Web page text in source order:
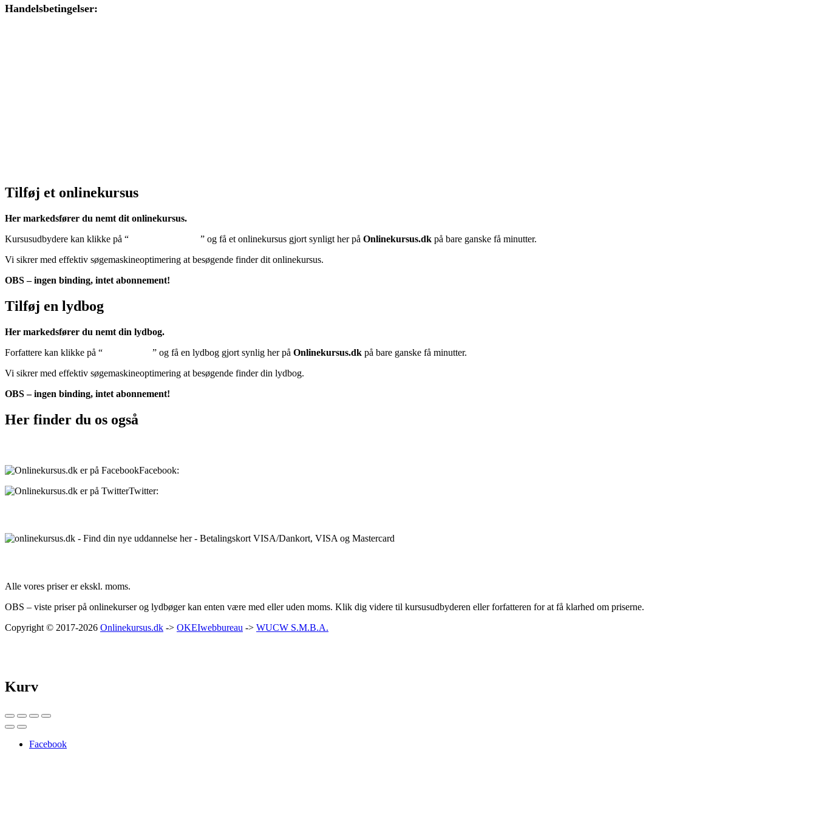
Handelsbetingelser:
Tilføj et onlinekursus
Her markedsfører du nemt dit onlinekursus.
Kursusudbydere kan klikke på “
” og få et onlinekursus gjort synligt her på Onlinekursus.dk på bare ganske få minutter.
Vi sikrer med effektiv søgemaskineoptimering at besøgende finder dit onlinekursus.
OBS – ingen binding, intet abonnement!
Tilføj en lydbog
Her markedsfører du nemt din lydbog.
Forfattere kan klikke på “
” og få en lydbog gjort synlig her på Onlinekursus.dk på bare ganske få minutter.
Vi sikrer med effektiv søgemaskineoptimering at besøgende finder din lydbog.
OBS – ingen binding, intet abonnement!
Her finder du os også
Facebook:
Twitter:
Alle vores priser er ekskl. moms.
OBS – viste priser på onlinekurser og lydbøger kan enten være med eller uden moms. Klik dig videre til kursusudbyderen eller forfatteren for at få klarhed om priserne.
Copyright © 2017-2026 Onlinekursus.dk -> OKEIwebbureau -> WUCW S.M.B.A.
Kurv
Facebook